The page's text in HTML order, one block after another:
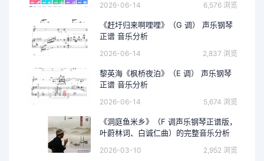
2026-06-14 6,576 浏览
《赶圩归来啊哩哩》（G 调） 声乐钢琴
正谱 音乐分析
2026-06-14 2,837 浏览
黎英海《枫桥夜泊》（E 调） 声乐钢琴
正谱 音乐分析
2026-06-14 5,674 浏览
《洞庭鱼米乡》（F 调声乐钢琴正谱版，
叶蔚林词、白诚仁曲）的完整音乐分析
2026-03-10 2,952 浏览